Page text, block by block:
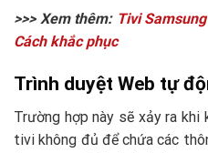
>>> Xem thêm: Tivi
Cách khắc phục
Trình duyệt Web tự
Trường hợp này sẽ xảy ra
tivi không đủ để chứa các